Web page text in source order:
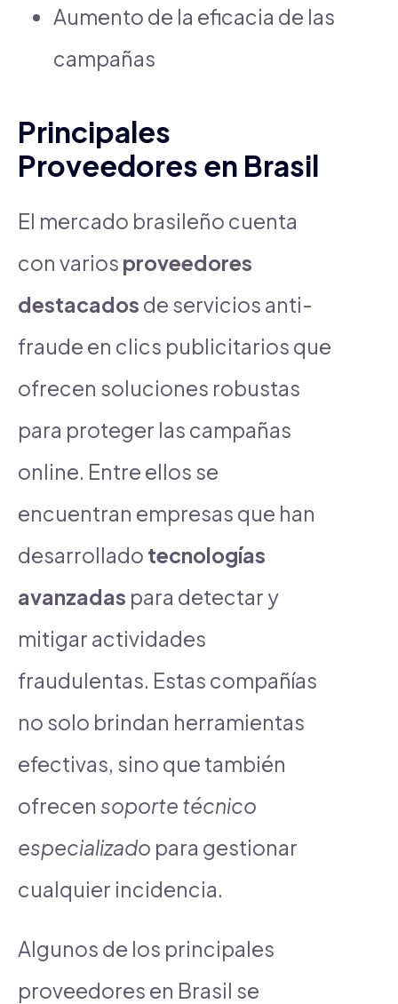
Aumento de la eficacia de las
campañas
Principales
Proveedores en Brasil
El mercado brasileño cuenta
con varios proveedores
destacados de servicios anti-
fraude en clics publicitarios que
ofrecen soluciones robustas
para proteger las campañas
online. Entre ellos se
encuentran empresas que han
desarrollado tecnologías
avanzadas para detectar y
mitigar actividades
fraudulentas. Estas compañías
no solo brindan herramientas
efectivas, sino que también
ofrecen soporte técnico
especializado para gestionar
cualquier incidencia.
Algunos de los principales
proveedores en Brasil se